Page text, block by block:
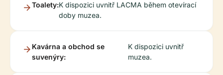
Toalety:K dispozici uvnitř LACMA během otevírací
doby muzea.
Kavárna a obchod se
suvenýry:
K dispozici uvnitř
muzea.